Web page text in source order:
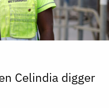
Celindia digger